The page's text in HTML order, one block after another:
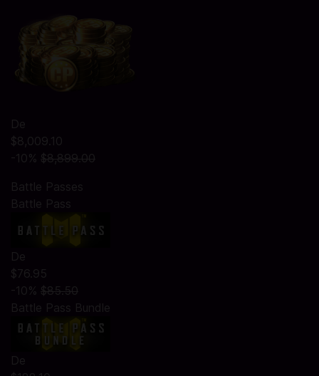
De
$8,009.10
-10% $8,899.00
Battle Passes
Battle Pass
De
$76.95
-10% $85.50
Battle Pass Bundle
De